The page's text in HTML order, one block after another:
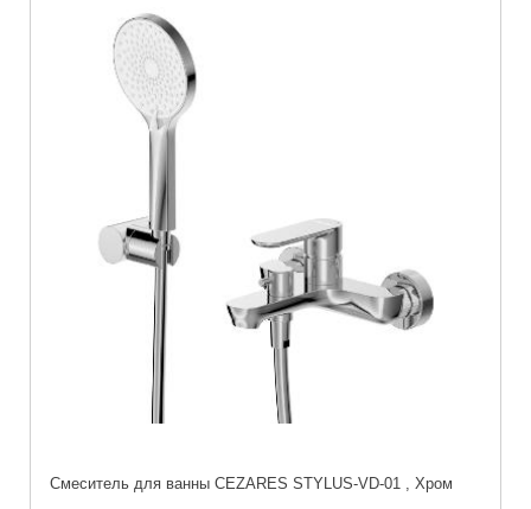
Смеситель для ванны CEZARES STYLUS-VD-01 , Хром